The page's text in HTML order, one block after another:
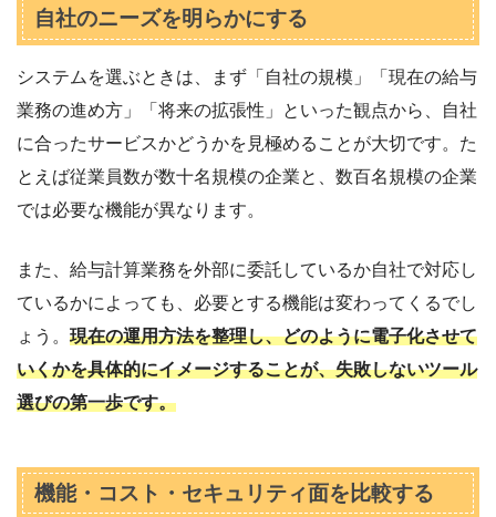
自社のニーズを明らかにする
システムを選ぶときは、まず「自社の規模」「現在の給与
業務の進め方」「将来の拡張性」といった観点から、自社
に合ったサービスかどうかを見極めることが大切です。た
とえば従業員数が数十名規模の企業と、数百名規模の企業
では必要な機能が異なります。
また、給与計算業務を外部に委託しているか自社で対応し
ているかによっても、必要とする機能は変わってくるでし
ょう。 現在の運用方法を整理し、どのように電子化させて
いくかを具体的にイメージすることが、失敗しないツール
選びの第一歩です。
機能・コスト・セキュリティ面を比較する